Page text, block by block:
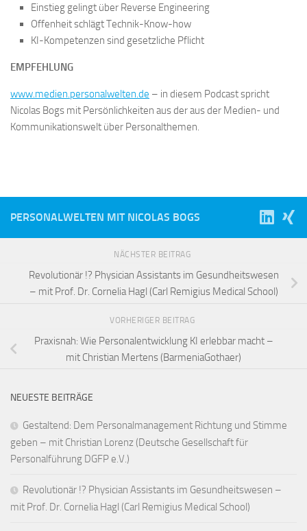
Einstieg gelingt über Reverse Engineering
Offenheit schlägt Technik-Know-how
KI-Kompetenzen sind gesetzliche Pflicht
EMPFEHLUNG
www.medien.personalwelten.de – in diesem Podcast spricht
Nicolas Bogs mit Persönlichkeiten aus der aus der Medien- und
Kommunikationswelt über Personalthemen.
PERSONALWELTEN MIT NICOLAS BOGS
NÄCHSTER BEITRAG
Revolutionär !? Physician Assistants im Gesundheitswesen
– mit Prof. Dr. Cornelia Hagl (Carl Remigius Medical School)
VORHERIGER BEITRAG
Praxisnah: Wie Personalentwicklung KI erlebbar macht –
mit Christian Mertens (BarmeniaGothaer)
NEUESTE BEITRÄGE
Gestaltend: Dem Personalmanagement Richtung und Stimme
geben – mit Christian Lorenz (Deutsche Gesellschaft für
Personalführung DGFP e.V.)
Revolutionär !? Physician Assistants im Gesundheitswesen –
mit Prof. Dr. Cornelia Hagl (Carl Remigius Medical School)